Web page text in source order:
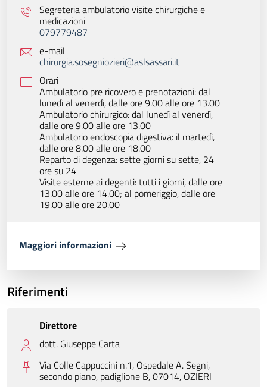
Segreteria ambulatorio visite chirurgiche e
medicazioni
079779487
e-mail
chirurgia.sosegniozieri@aslsassari.it
Orari
Ambulatorio pre ricovero e prenotazioni: dal
lunedì al venerdì, dalle ore 9.00 alle ore 13.00
Ambulatorio chirurgico: dal lunedì al venerdì,
dalle ore 9.00 alle ore 13.00
Ambulatorio endoscopia digestiva: il martedì,
dalle ore 8.00 alle ore 18.00
Reparto di degenza: sette giorni su sette, 24
ore su 24
Visite esterne ai degenti: tutti i giorni, dalle ore
13.00 alle ore 14.00; al pomeriggio, dalle ore
19.00 alle ore 20.00
Maggiori informazioni
Riferimenti
Direttore
dott. Giuseppe Carta
Via Colle Cappuccini n.1, Ospedale A. Segni,
secondo piano, padiglione B, 07014, OZIERI